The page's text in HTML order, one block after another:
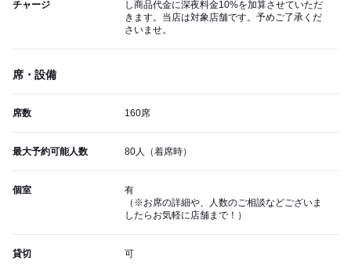
チャージ
し商品代金に深夜料金10%を加算させていただ
きます。当店は対象店舗です。予めご了承くだ
さいませ。
席・設備
席数 160席
最大予約可能人数 80人（着席時）
個室
有
（※お席の詳細や、人数のご相談などございま
したらお気軽に店舗まで！）
貸切 可